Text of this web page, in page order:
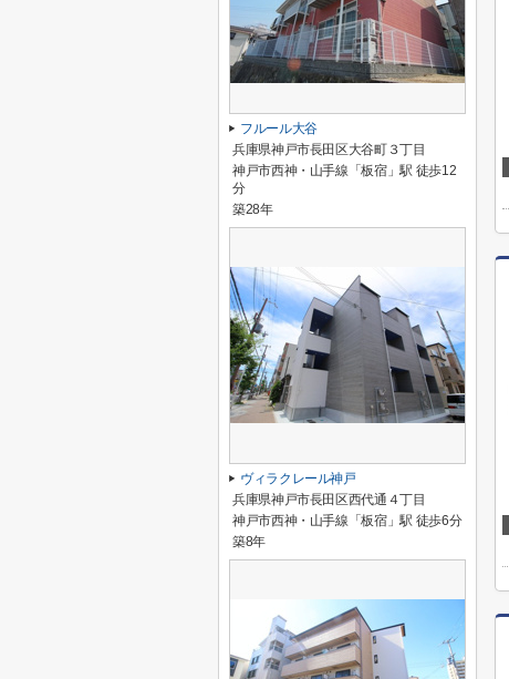
フルール大谷
兵庫県神戸市長田区大谷町３丁目
神戸市西神・山手線「板宿」駅 徒歩12
分
築28年
ヴィラクレール神戸
兵庫県神戸市長田区西代通４丁目
神戸市西神・山手線「板宿」駅 徒歩6分
築8年